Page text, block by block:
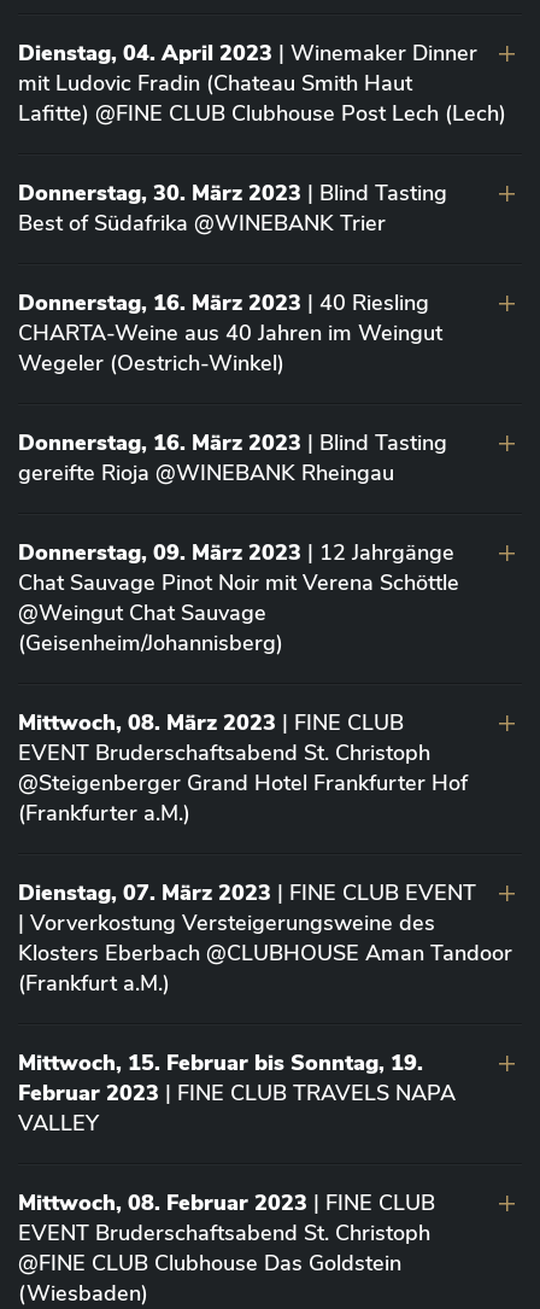
Dienstag, 04. April 2023 | Winemaker Dinner
mit Ludovic Fradin (Chateau Smith Haut
Lafitte) @FINE CLUB Clubhouse Post Lech (Lech)
Donnerstag, 30. März 2023 | Blind Tasting
Best of Südafrika @WINEBANK Trier
Donnerstag, 16. März 2023 | 40 Riesling
CHARTA-Weine aus 40 Jahren im Weingut
Wegeler (Oestrich-Winkel)
Donnerstag, 16. März 2023 | Blind Tasting
gereifte Rioja @WINEBANK Rheingau
Donnerstag, 09. März 2023 | 12 Jahrgänge
Chat Sauvage Pinot Noir mit Verena Schöttle
@Weingut Chat Sauvage
(Geisenheim/Johannisberg)
Mittwoch, 08. März 2023 | FINE CLUB
EVENT Bruderschaftsabend St. Christoph
@Steigenberger Grand Hotel Frankfurter Hof
(Frankfurter a.M.)
Dienstag, 07. März 2023 | FINE CLUB EVENT
| Vorverkostung Versteigerungsweine des
Klosters Eberbach @CLUBHOUSE Aman Tandoor
(Frankfurt a.M.)
Mittwoch, 15. Februar bis Sonntag, 19.
Februar 2023 | FINE CLUB TRAVELS NAPA
VALLEY
Mittwoch, 08. Februar 2023 | FINE CLUB
EVENT Bruderschaftsabend St. Christoph
@FINE CLUB Clubhouse Das Goldstein
(Wiesbaden)